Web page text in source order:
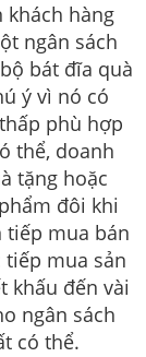
khách hàng
ngân sách
bát đĩa quà
ý vì nó có
phù hợp
thể, doanh
tặng hoặc
đôi khi
tiếp mua bán
tiếp mua sản
khấu đến vài
ngân sách
có thể.